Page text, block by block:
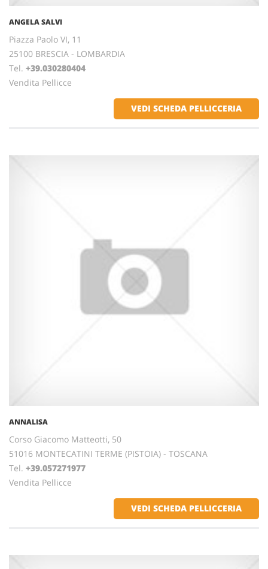
ANGELA SALVI
Piazza Paolo VI, 11
25100 BRESCIA - LOMBARDIA
Tel. +39.030280404
Vendita Pellicce
VEDI SCHEDA PELLICCERIA
ANNALISA
Corso Giacomo Matteotti, 50
51016 MONTECATINI TERME (PISTOIA) - TOSCANA
Tel. +39.057271977
Vendita Pellicce
VEDI SCHEDA PELLICCERIA